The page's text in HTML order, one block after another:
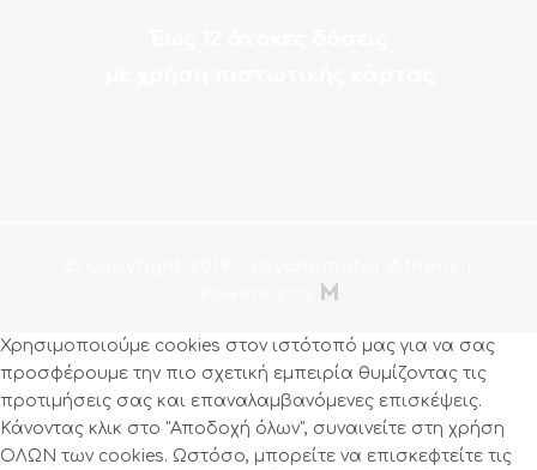

Χρησιμοποιούμε cookies στον ιστότοπό μας για να σας
προσφέρουμε την πιο σχετική εμπειρία θυμίζοντας τις
προτιμήσεις σας και επαναλαμβανόμενες επισκέψεις.
Κάνοντας κλικ στο "Αποδοχή όλων", συναινείτε στη χρήση
ΟΛΩΝ των cookies. Ωστόσο, μπορείτε να επισκεφτείτε τις